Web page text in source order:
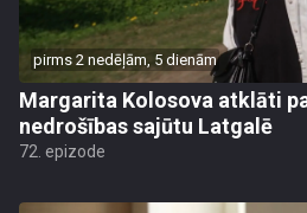
pirms 2 nedēļām, 5 dienām
Margarita Kolosova atklāti
nedrošības sajūtu Latgalē
72. epizode